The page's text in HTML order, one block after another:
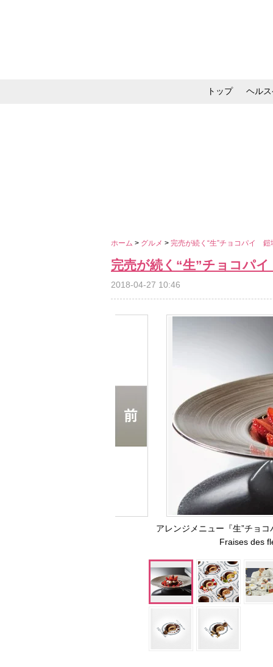
トップ ヘル
ホーム > グルメ > 完売が続く“生”チョコパイ
完売が続く“生”チョコパ
2018-04-27 10:46
アレンジメニュー『生”チョ
Fraises des